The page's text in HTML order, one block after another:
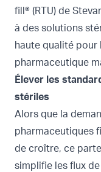
fill® (RTU) de
à des solutions
haute qualité pour
pharmaceutique
Élever les
stériles
Alors que la
pharmaceutiques
de croître, ce
simplifie les flux